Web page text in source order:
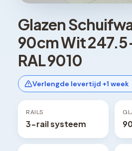
Glazen
90cm Wit
RAL 9010
Verlengde levertijd +1 week
RAILS
3-rail systeem